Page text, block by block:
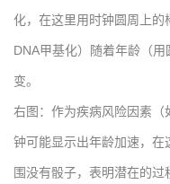
化，在这里用时钟圆周上的
DNA甲基化）随着年龄（
变。
右图：作为疾病风险因素
钟可能显示出年龄加速，在
围没有骰子，表明潜在的过